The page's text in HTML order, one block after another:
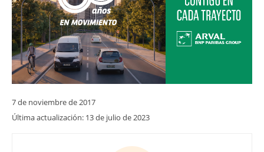
7 de noviembre de 2017
Última actualización: 13 de julio de 2023